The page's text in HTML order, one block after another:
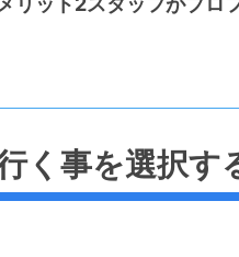
く事を選択す